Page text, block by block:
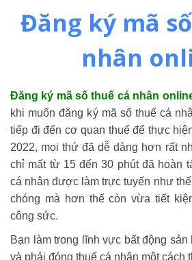
Đăng ký mã
nhân
Đăng ký mã số thuế cá nhân
khi muốn đăng ký mã số thuế cá
tiếp đi đến cơ quan thuế để thực
2022, mọi thứ đã dễ dàng hơn rất
chỉ mất từ ​15 đến 30 phút đã hoàn
cá nhân được làm trực tuyến như
chóng mà hơn thế còn vừa tiết
công sức.
Bạn làm trong lĩnh vực bất động sản
và phải đóng thuế cá nhân một cách